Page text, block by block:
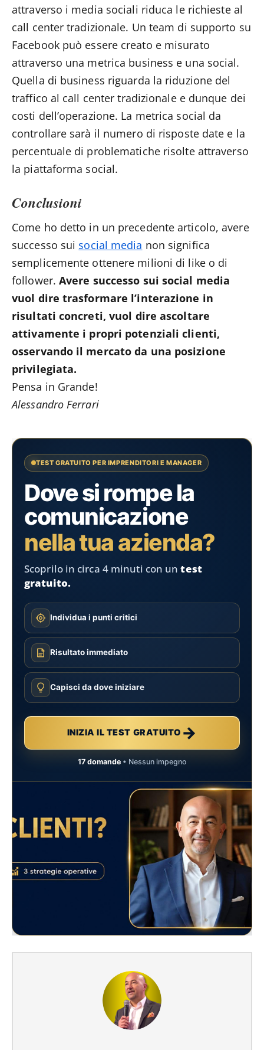
attraverso i media sociali riduca le richieste al
call center tradizionale. Un team di supporto su
Facebook può essere creato e misurato
attraverso una metrica business e una social.
Quella di business riguarda la riduzione del
traffico al call center tradizionale e dunque dei
costi dell’operazione. La metrica social da
controllare sarà il numero di risposte date e la
percentuale di problematiche risolte attraverso
la piattaforma social.
Conclusioni
Come ho detto in un precedente articolo, avere
successo sui social media non significa
semplicemente ottenere milioni di like o di
follower. Avere successo sui social media
vuol dire trasformare l’interazione in
risultati concreti, vuol dire ascoltare
attivamente i propri potenziali clienti,
osservando il mercato da una posizione
privilegiata.
Pensa in Grande!
Alessandro Ferrari
TEST GRATUITO PER IMPRENDITORI E MANAGER
Dove si rompe la
comunicazione
nella tua azienda?
Scoprilo in circa 4 minuti con untest
gratuito.
Individua i punti critici
Risultato immediato
Capisci da dove iniziare
INIZIA IL TEST GRATUITO →
17 domande• Nessun impegno